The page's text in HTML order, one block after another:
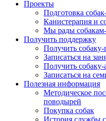
Проекты
Подготовка
Канистерапия и
Мы рады
Получить поддержку
Получить
Записаться на
Получить собаку-
Записаться на
Полезная информация
Методическое
поводырей
Покупка собак
История службы